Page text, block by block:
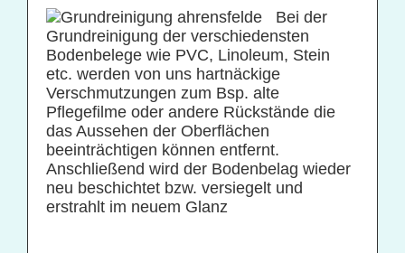
Grünflächenpflege
Winterdienst
Bei der
Grundreinigung der verschiedensten
Bodenbelege wie PVC, Linoleum, Stein
etc. werden von uns hartnäckige
Verschmutzungen zum Bsp. alte
Pflegefilme oder andere Rückstände die
das Aussehen der Oberflächen
beeinträchtigen können entfernt.
Anschließend wird der Bodenbelag wieder
neu beschichtet bzw. versiegelt und
erstrahlt im neuem Glanz